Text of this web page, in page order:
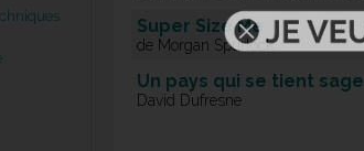
Super Size Me
de Morgan Spurlock
Un pays qui se tient sage
David Dufresne